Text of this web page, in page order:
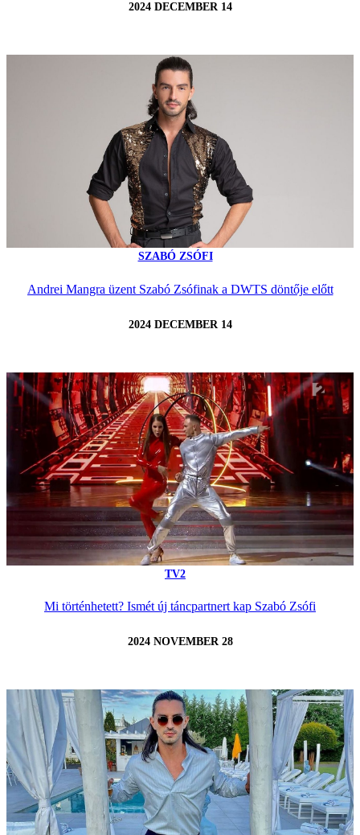
2024 DECEMBER 14
SZABÓ ZSÓFI
Andrei Mangra üzent Szabó Zsófinak a DWTS döntője előtt
2024 DECEMBER 14
TV2
Mi történhetett? Ismét új táncpartnert kap Szabó Zsófi
2024 NOVEMBER 28